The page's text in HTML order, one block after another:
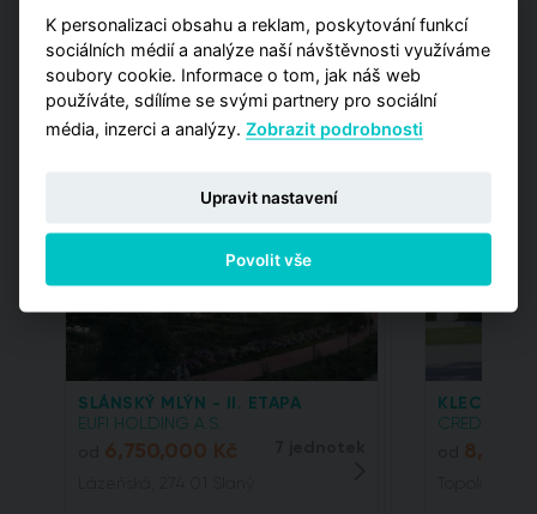
SLÁNSKÝ MLÝN - II. ETAPA
EUFI HOLDING A.S.
6,750,000 Kč
CREDITAS
K personalizaci obsahu a reklam, poskytování funkcí
sociálních médií a analýze naší návštěvnosti využíváme
soubory cookie. Informace o tom, jak náš web
používáte, sdílíme se svými partnery pro sociální
média, inzerci a analýzy.Zobrazit podrobnosti
Upravit nastavení
Povolit vše